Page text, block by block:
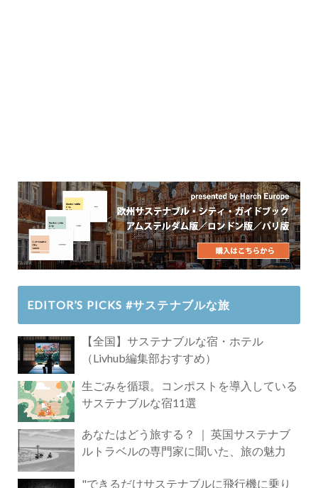
EDITOR’S PICKS #サステナブルな旅
【全国】サステナブルな宿・ホテル
（Livhub編集部おすすめ）
生ごみを循環。コンポストを導入している
サステナブルな宿11選
あなたはどう旅する？ ｜ 英国サステナブ
ルトラベルの専門家に聞いた、旅の魅力
"できるだけサステナブルに飛行機に乗り